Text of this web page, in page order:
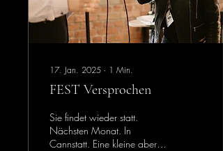
17. Jan. 2025 ∙ 1 Min.
FEST Versprochen
Sie findet wieder statt.
Nächsten Monat. In
Cannstatt. Eine kleine aber